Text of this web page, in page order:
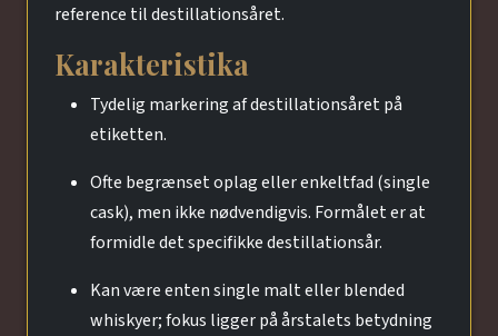
reference til destillationsåret.
Karakteristika
Tydelig markering af destillationsåret på
etiketten.
Ofte begrænset oplag eller enkeltfad (single
cask), men ikke nødvendigvis. Formålet er at
formidle det specifikke destillationsår.
Kan være enten single malt eller blended
whiskyer; fokus ligger på årstalets betydning